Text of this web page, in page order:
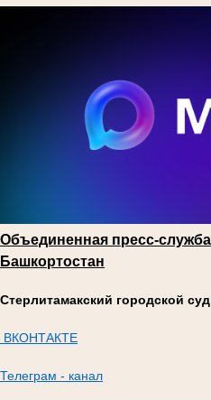
Объединенная пресс-
Башкортостан
Стерлитамакский городской
ВКОНТАКТЕ
Телеграм - канал